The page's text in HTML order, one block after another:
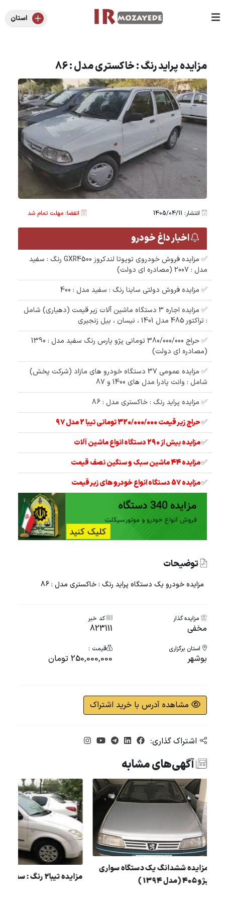
استان
مزایده پراید رنگ : خاکستری مدل : 86
انتشار: 1405/04/11 انقضا: مهلت تمام شد
اخبار داغ خودرو
✅ مزایده فروش خودروی تویوتا لندکروز GXR4500 رنگ : سفید
مدل : 2007 (مصادره ای دولت)
✅ مزایده فروش دولتی ساینا رنگ : سفید مدل : 400
✅ مزایده اجاره 3 دستگاه ماشین آلات زیر قیمت (دهیاری) شامل
: تراکتور 485 مدل 1401 ، نیسان ، بیل زنجیری
✅ حراج 380/000/000 تومانی پژو پارس رنگ سفید مدل : 1390
(مصادره ای دولت)
✅ مزایده عمومی 37 دستگاه خودرو های مازاد (شرکت پخش)
شامل : وانت پادرا مدل های 1400 و 87
✅ مزایده پراید رنگ : خاکستری مدل : 86
✅حراج زیر قیمت 320/000/000 تومانی تیبا 2 مدل 97
✅مزایده بیش از 290 دستگاه انواع ماشین آلات
✅مزایده 44 ماشین سبک و سنگین نصف قیمت
✅مزایده 57 دستگاه انواع خودرو های زیر قیمت
توضیحات
مزایده خودرو یک دستگاه پراید رنگ : خاکستری مدل : 86
مزایده گذار
مخفی
کد خبر
823111
استان برگزاری
بوشهر
قیمت :
250,000,000 تومان
مشاهده آدرس با خرید اشتراک
اشتراک گذاری:
آگهی‌های مشابه
مزایده تیبا2 رنگ : سفید مدل : 96
مزایده ششدانگ یک دستگاه سواری
پژو 405 (مدل 1394 )